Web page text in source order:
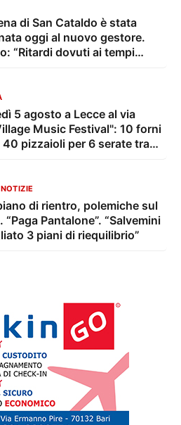
di San Cataldo è stata
oggi al nuovo gestore.
“Ritardi dovuti ai tempi
5 agosto a Lecce al via
Music Festival": 10 forni
40 pizzaioli per 6 serate tra
di rientro, polemiche sul
“Paga Pantalone”. “Salvemini
3 piani di riequilibrio”